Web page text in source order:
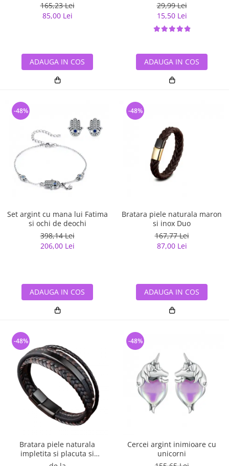
165,23 Lei
85,00 Lei
ADAUGA IN COS
29,99 Lei
15,50 Lei
ADAUGA IN COS
Set argint cu mana lui Fatima
si ochi de deochi
398,14 Lei
206,00 Lei
-48%
ADAUGA IN COS
Bratara piele naturala maron
si inox Duo
167,77 Lei
87,00 Lei
-48%
ADAUGA IN COS
Bratara piele naturala
impletita si placuta si
inchizatoare din inox
-48%
Cercei argint inimioare cu
unicorni
-48%